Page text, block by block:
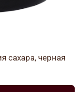
сахара, черная